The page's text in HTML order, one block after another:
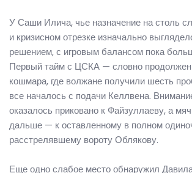
У Саши Илича, чье назначение на столь
и кризисном отрезке изначально
решением, с игровым балансом пока
Первый тайм с ЦСКА — словно
кошмара, где волжане получили шесть
все началось с подачи Келлвена.
оказалось приковано к Файзуллаеву, а
дальше — к оставленному в полном
расстрелявшему вороту Облякову.
Еще одно слабое место обнаружил